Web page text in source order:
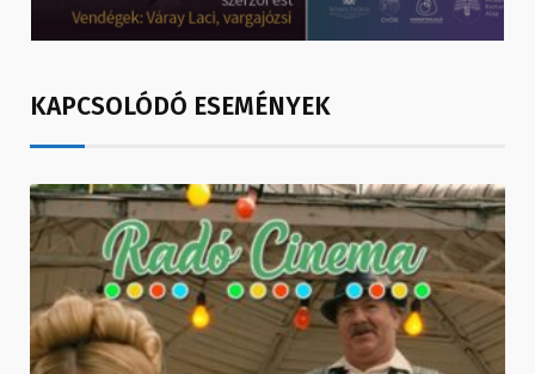
KAPCSOLÓDÓ ESEMÉNYEK